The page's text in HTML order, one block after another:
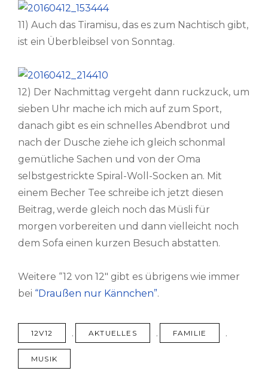
11) Auch das Tiramisu, das es zum Nachtisch gibt,
ist ein Überbleibsel von Sonntag.
12) Der Nachmittag vergeht dann ruckzuck, um
sieben Uhr mache ich mich auf zum Sport,
danach gibt es ein schnelles Abendbrot und
nach der Dusche ziehe ich gleich schonmal
gemütliche Sachen und von der Oma
selbstgestrickte Spiral-Woll-Socken an. Mit
einem Becher Tee schreibe ich jetzt diesen
Beitrag, werde gleich noch das Müsli für
morgen vorbereiten und dann vielleicht noch
dem Sofa einen kurzen Besuch abstatten.
Weitere “12 von 12″ gibt es übrigens wie immer
bei “Draußen nur Kännchen”.
TAGS12V12 , AKTUELLES , FAMILIE ,
MUSIK